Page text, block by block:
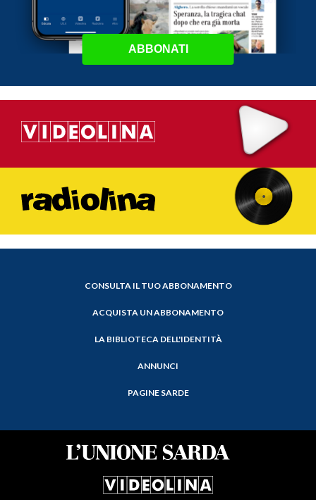
ABBONATI
CONSULTA IL TUO ABBONAMENTO
ACQUISTA UN ABBONAMENTO
LA BIBLIOTECA DELL'IDENTITÀ
ANNUNCI
PAGINE SARDE